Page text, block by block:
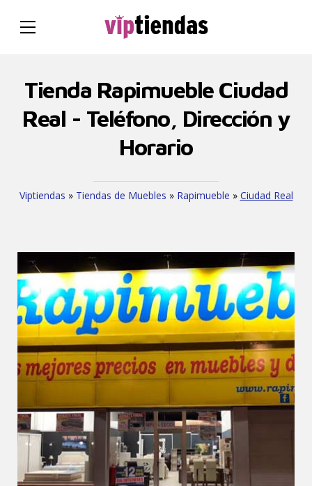
Tienda Rapimueble Ciudad
Real - Teléfono, Dirección y
Horario
Viptiendas » Tiendas de Muebles » Rapimueble » Ciudad Real